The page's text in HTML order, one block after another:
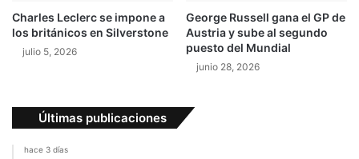
Charles Leclerc se impone a
los británicos en Silverstone
julio 5, 2026
George Russell gana el GP de
Austria y sube al segundo
puesto del Mundial
junio 28, 2026
Últimas publicaciones
hace 3 días